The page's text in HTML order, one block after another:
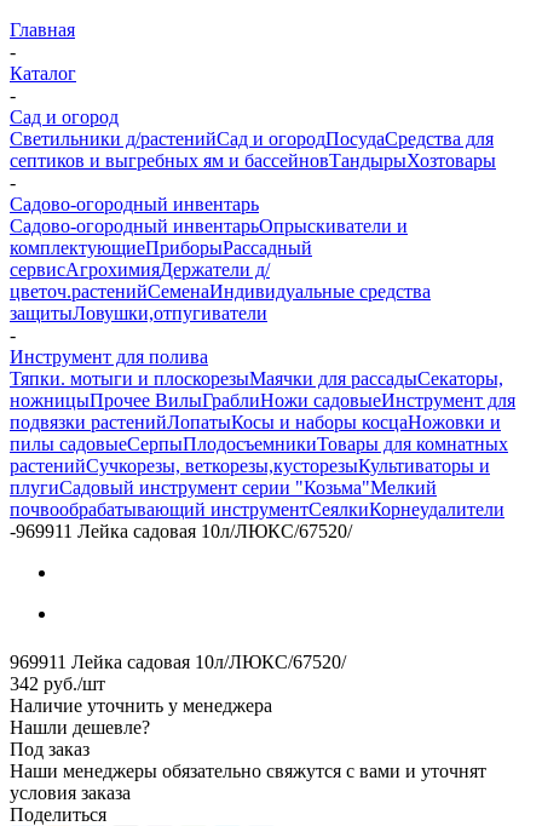
Главная
-
Каталог
-
Сад и огород
Светильники д/растенийСад и огородПосудаСредства для
септиков и выгребных ям и бассейновТандырыХозтовары
-
Садово-огородный инвентарь
Садово-огородный инвентарьОпрыскиватели и
комплектующиеПриборыРассадный
сервисАгрохимияДержатели д/
цветоч.растенийСеменаИндивидуальные средства
защитыЛовушки,отпугиватели
-
Инструмент для полива
Тяпки. мотыги и плоскорезыМаячки для рассадыСекаторы,
ножницыПрочее ВилыГраблиНожи садовыеИнструмент для
подвязки растенийЛопатыКосы и наборы косцаНожовки и
пилы садовыеСерпыПлодосъемникиТовары для комнатных
растенийСучкорезы, веткорезы,кусторезыКультиваторы и
плугиСадовый инструмент серии "Козьма"Мелкий
почвообрабатывающий инструментСеялкиКорнеудалители
-969911 Лейка садовая 10л/ЛЮКС/67520/
969911 Лейка садовая 10л/ЛЮКС/67520/
342 руб./шт
Наличие уточнить у менеджера
Нашли дешевле?
Под заказ
Наши менеджеры обязательно свяжутся с вами и уточнят
условия заказа
Поделиться